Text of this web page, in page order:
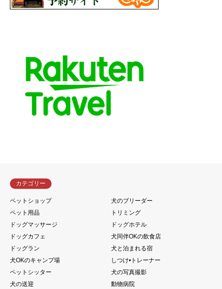
カテゴリー
ペットショップ
犬のブリーダー
ペット用品
トリミング
ドッグマッサージ
ドッグホテル
ドッグカフェ
犬同伴OKの飲食店
ドッグラン
犬と泊まれる宿
犬OKのキャンプ場
しつけ•トレーナー
ペットシッター
犬の写真撮影
犬の送迎
動物病院